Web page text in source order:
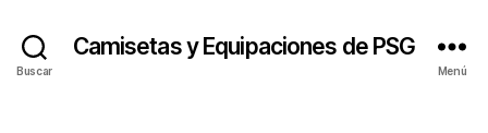
Buscar
Camisetas y Equipaciones de PSG
Menú